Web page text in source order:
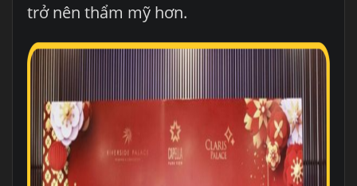
trở nên thẩm mỹ hơn.